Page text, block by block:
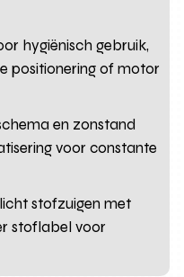
hygiënisch gebruik,
positionering of motor
en zonstand
voor constante
stofzuigen met
stoflabel voor